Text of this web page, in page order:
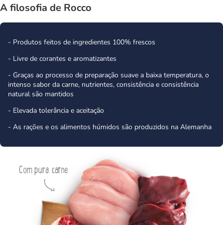
A filosofia de Rocco
- Produtos feitos de ingredientes 100% frescos
- Livre de corantes e aromatizantes
- Graças ao processo de preparação suave a baixa temperatura, o
intenso sabor da carne, nutrientes, consistência e consistência
natural são mantidos
- Elevada tolerância e aceitação
- As rações e os alimentos húmidos são produzidos na Alemanha